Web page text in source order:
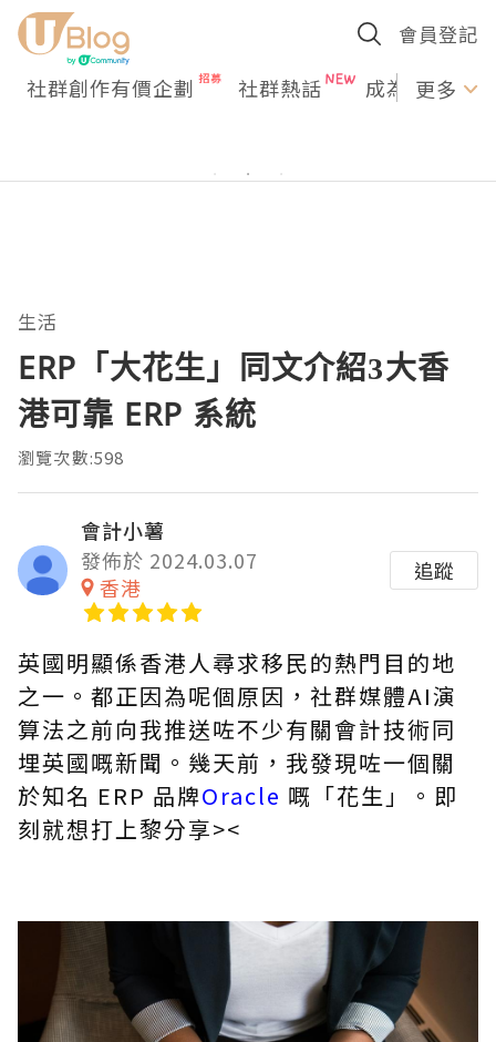
會員登記
社群創作有價企劃 社群熱話 成為U更多
生活
ERP「大花生」同文介紹3大香
港可靠 ERP 系統
瀏覽次數:598
會計小薯
發佈於 2024.03.07
香港
追蹤
英國明顯係香港人尋求移民的熱門目的地
之一。都正因為呢個原因，社群媒體AI演
算法之前向我推送咗不少有關會計技術同
埋英國嘅新聞。幾天前，我發現咗一個關
於知名 ERP 品牌Oracle 嘅 「花生」。即
刻就想打上黎分享><